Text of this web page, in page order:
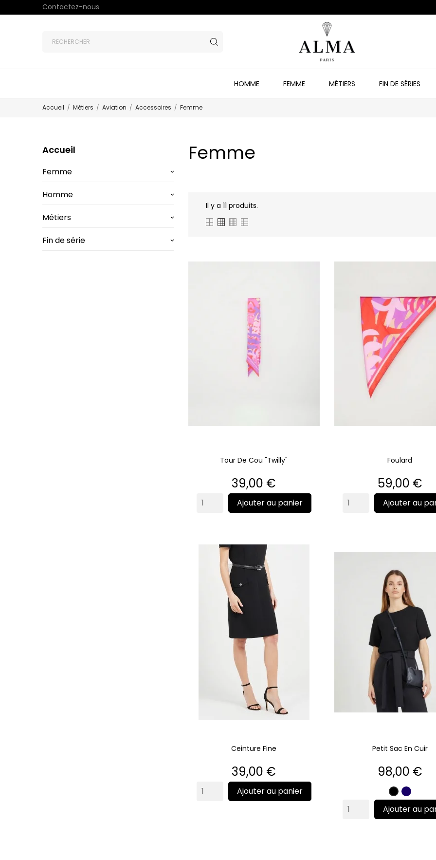
Contactez-nous
HOMME FEMME MÉTIERS FIN DE SÉRIES
Accueil Métiers Aviation Accessoires Femme
Accueil
Femme keyboard_arrow_down
Homme keyboard_arrow_down
Métiers keyboard_arrow_down
Fin de série keyboard_arrow_down
Femme
Il y a 11 produits.
Tour De Cou "Twilly"
Prix
39,00 €
Ajouter au panier
Foulard
Prix
59,00 €
Ajouter au
Ceinture Fine
Prix
39,00 €
Ajouter au panier
Petit Sac En Cuir
Prix
98,00 €
NoirMarine
Ajouter au